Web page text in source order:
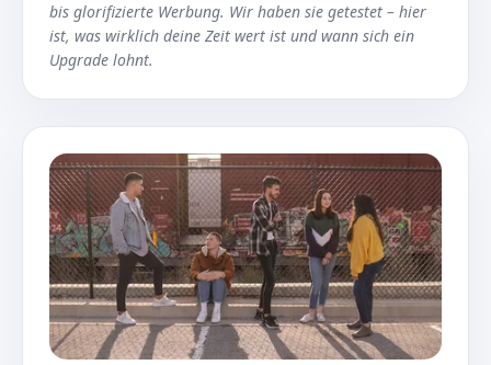
bis glorifizierte Werbung. Wir haben sie getestet – hier
ist, was wirklich deine Zeit wert ist und wann sich ein
Upgrade lohnt.